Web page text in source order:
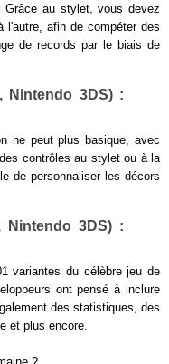
au stylet, vous devez
l'autre, afin de compéter des
de records par le biais de
Nintendo 3DS) :
ne peut plus basique, avec
contrôles au stylet ou à la
de personnaliser les décors
Nintendo 3DS) :
variantes du célèbre jeu de
ont pensé à inclure
des statistiques, des
et plus encore.